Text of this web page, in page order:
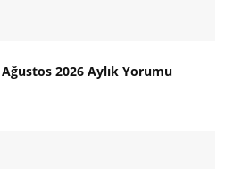
2026 Aylık Yorumu